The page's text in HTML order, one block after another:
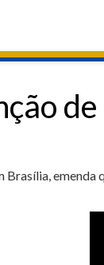
Brasília,